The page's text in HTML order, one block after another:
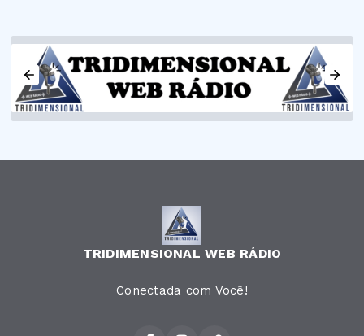
TRIDIMENSIONAL WEB RÁDIO
Conectada com Você!